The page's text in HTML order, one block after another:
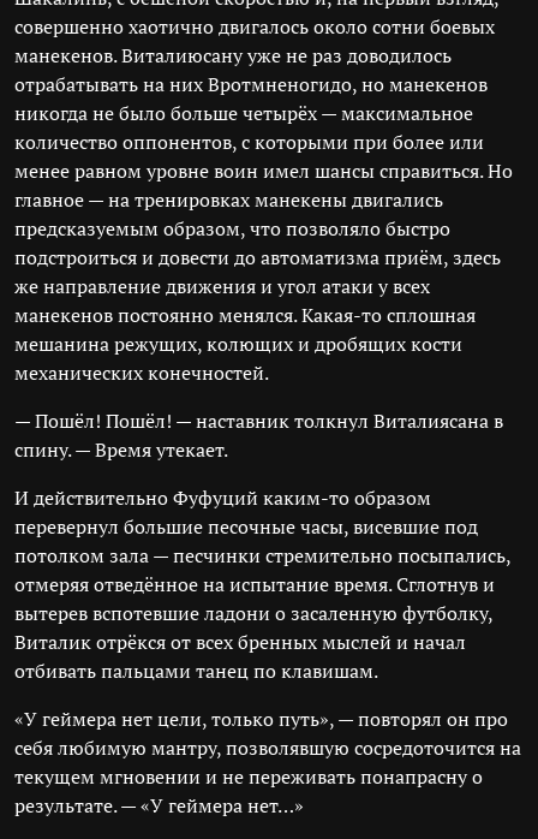
совершенно хаотично двигалось около сотни боевых
манекенов. Виталиюсану уже не раз доводилось
отрабатывать на них Вротмненогидо, но манекенов
никогда не было больше четырёх — максимальное
количество оппонентов, с которыми при более или
менее равном уровне воин имел шансы справиться. Но
главное — на тренировках манекены двигались
предсказуемым образом, что позволяло быстро
подстроиться и довести до автоматизма приём, здесь
же направление движения и угол атаки у всех
манекенов постоянно менялся. Какая-то сплошная
мешанина режущих, колющих и дробящих кости
механических конечностей.
— Пошёл! Пошёл! — наставник толкнул Виталиясана в
спину. — Время утекает.
И действительно Фуфуций каким-то образом
перевернул большие песочные часы, висевшие под
потолком зала — песчинки стремительно посыпались,
отмеряя отведённое на испытание время. Сглотнув и
вытерев вспотевшие ладони о засаленную футболку,
Виталик отрёкся от всех бренных мыслей и начал
отбивать пальцами танец по клавишам.
«У геймера нет цели, только путь», — повторял он про
себя любимую мантру, позволявшую сосредоточится на
текущем мгновении и не переживать понапрасну о
результате. — «У геймера нет…»